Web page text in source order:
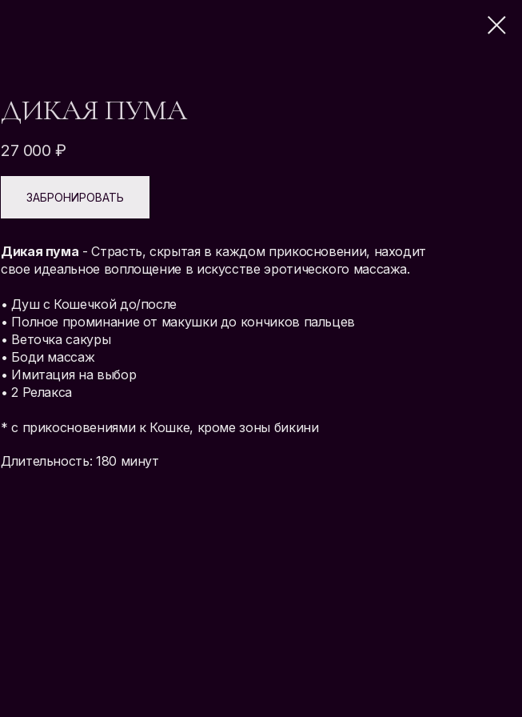
ДИКАЯ ПУМА
27 000 ₽
ЗАБРОНИРОВАТЬ
Дикая пума - Страсть, скрытая в каждом прикосновении, находит
свое идеальное воплощение в искусстве эротического массажа.
• Душ с Кошечкой до/после
• Полное проминание от макушки до кончиков пальцев
• Веточка сакуры
• Боди массаж
• Имитация на выбор
• 2 Релакса
* с прикосновениями к Кошке, кроме зоны бикини
Длительность: 180 минут